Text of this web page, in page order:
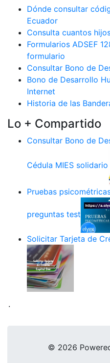
Dónde consultar
Ecuador
Consulta cuantos
Formularios ADSEF
formulario
Consultar Bono de
Bono de Desarrollo
Internet
Historia de las
Lo + Compartido
Consultar Bono de
Cédula MIES solidario
Pruebas
preguntas test
Solicitar Tarjeta de
.
© 2026